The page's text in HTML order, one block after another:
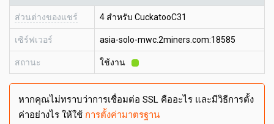
ส่วนต่างของแชร์ 4 สำหรับ CuckatooC31
เซิร์ฟเวอร์ asia-solo-mwc.2miners.com:18585
สถานะ ใช้งาน
หากคุณไม่ทราบว่าการเชื่อมต่อ SSL คืออะไร และมีวิธีการตั้ง
ค่าอย่างไร ให้ใช้ การตั้งค่ามาตรฐาน